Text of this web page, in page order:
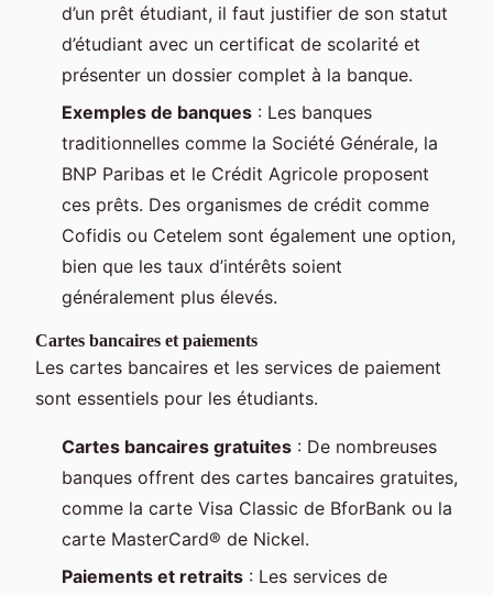
d’un prêt étudiant, il faut justifier de son statut
d’étudiant avec un certificat de scolarité et
présenter un dossier complet à la banque.
Exemples de banques : Les banques
traditionnelles comme la Société Générale, la
BNP Paribas et le Crédit Agricole proposent
ces prêts. Des organismes de crédit comme
Cofidis ou Cetelem sont également une option,
bien que les taux d’intérêts soient
généralement plus élevés.
Cartes bancaires et paiements
Les cartes bancaires et les services de paiement
sont essentiels pour les étudiants.
Cartes bancaires gratuites : De nombreuses
banques offrent des cartes bancaires gratuites,
comme la carte Visa Classic de BforBank ou la
carte MasterCard® de Nickel.
Paiements et retraits : Les services de